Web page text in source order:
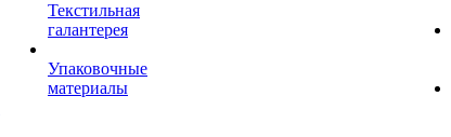
Текстильная
галантерея
Упаковочные
материалы